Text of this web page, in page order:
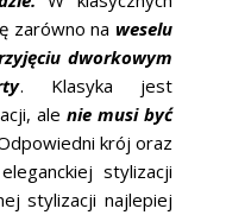
zarówno na weselu
dworkowym
. Klasyka jest
ale nie musi być
krój oraz
stylizacji
stylizacji najlepiej